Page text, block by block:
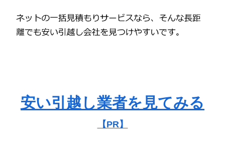
安い引越し業者を見てみる
【PR】